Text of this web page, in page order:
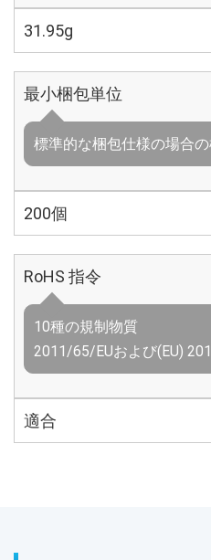
31.95g
最小梱包単位
標準的な梱包仕様の場合の
200個
RoHS 指令
10種の規制物質
2011/65/EUおよび(EU)
適合